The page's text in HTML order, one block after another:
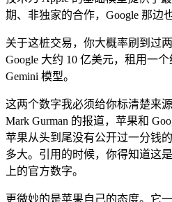
期、非独家的合作，Google 那边
关于这桩交易，你大概率刷到过
Google 大约 10 亿美元，租用一
Gemini 模型。
这两个数字我必须给你标清楚来
Mark Gurman 的报道，苹果和
苹果从头到尾没有公开过一分钱
多大。引用的时候，你得知道这
上的官方数字。
更微妙的是苹果自己的态度。它